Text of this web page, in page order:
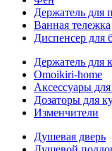
Держатель для
Ванная тележка
Диспенсер для
Держатель для
Omoikiri-home
Аксессуары
Дозаторы для
Изменчители
Душевая дверь